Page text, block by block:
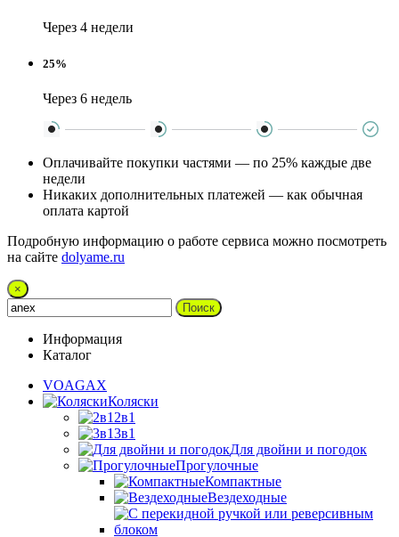
Через 4 недели
25%
Через 6 недель
Оплачивайте покупки частями — по 25% каждые две
недели
Никаких дополнительных платежей — как обычная
оплата картой
Подробную информацию о работе сервиса можно посмотреть
на сайте dolyame.ru
×
Поиск
Информация
Каталог
VOAGAX
Коляски
2в1
3в1
Для двойни и погодок
Прогулочные
Компактные
Вездеходные